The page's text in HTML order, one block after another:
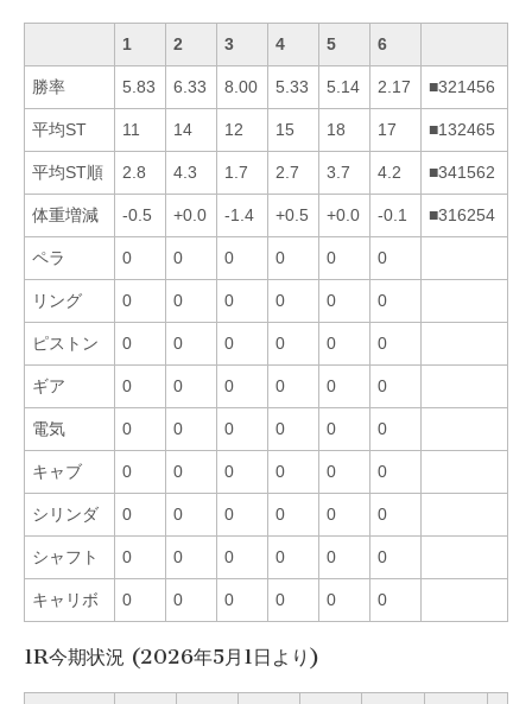
1 2 3 4 5 6
勝率 5.83 6.33 8.00 5.33 5.14 2.17 ■321456
平均ST 11 14 12 15 18 17 ■132465
平均ST順 2.8 4.3 1.7 2.7 3.7 4.2 ■341562
体重増減 -0.5 +0.0 -1.4 +0.5 +0.0 -0.1 ■316254
ペラ 0 0 0 0 0 0
リング 0 0 0 0 0 0
ピストン 0 0 0 0 0 0
ギア 0 0 0 0 0 0
電気 0 0 0 0 0 0
キャブ 0 0 0 0 0 0
シリンダ 0 0 0 0 0 0
シャフト 0 0 0 0 0 0
キャリボ 0 0 0 0 0 0
1R今期状況 (2026年5月1日より)